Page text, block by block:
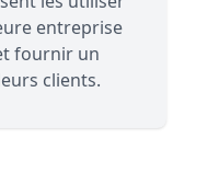
entreprise
fournir un
clients.